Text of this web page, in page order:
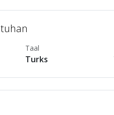
Taal
Turks